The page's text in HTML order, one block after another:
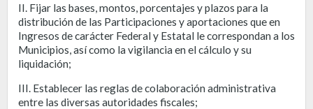
II. Fijar las bases, montos, porcentajes y plazos para la
distribución de las Participaciones y aportaciones que en
Ingresos de carácter Federal y Estatal le correspondan a los
Municipios, así como la vigilancia en el cálculo y su
liquidación;
III. Establecer las reglas de colaboración administrativa
entre las diversas autoridades fiscales;